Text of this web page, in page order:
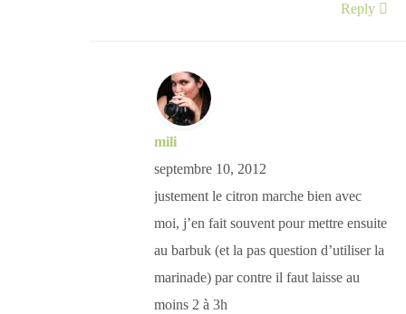
Reply
mili
septembre 10, 2012
justement le citron marche bien avec
moi, j’en fait souvent pour mettre ensuite
au barbuk (et la pas question d’utiliser la
marinade) par contre il faut laisse au
moins 2 à 3h